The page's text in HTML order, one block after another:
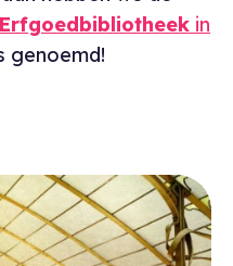
Erfgoedbibliotheek in
genoemd!